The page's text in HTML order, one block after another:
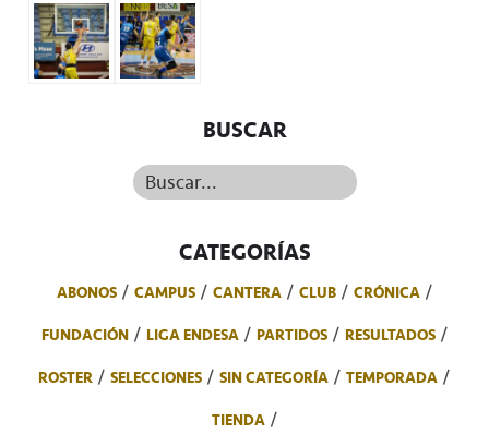
BUSCAR
Buscar...
CATEGORÍAS
ABONOS CAMPUS CANTERA CLUB
CRÓNICA
FUNDACIÓN
LIGA ENDESA PARTIDOS
RESULTADOS
ROSTER
SELECCIONES SIN CATEGORÍA
TEMPORADA
TIENDA